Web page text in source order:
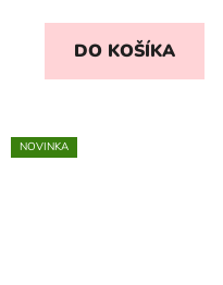
DO KOŠÍKA
NOVINKA